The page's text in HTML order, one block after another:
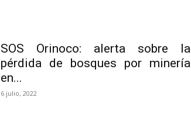
SOS Orinoco: alerta sobre la
pérdida de bosques por minería
en...
6 julio, 2022